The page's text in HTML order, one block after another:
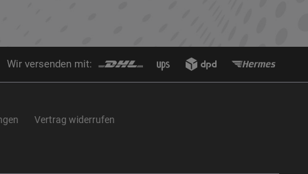
Wir versenden mit:
Vertrag widerrufen